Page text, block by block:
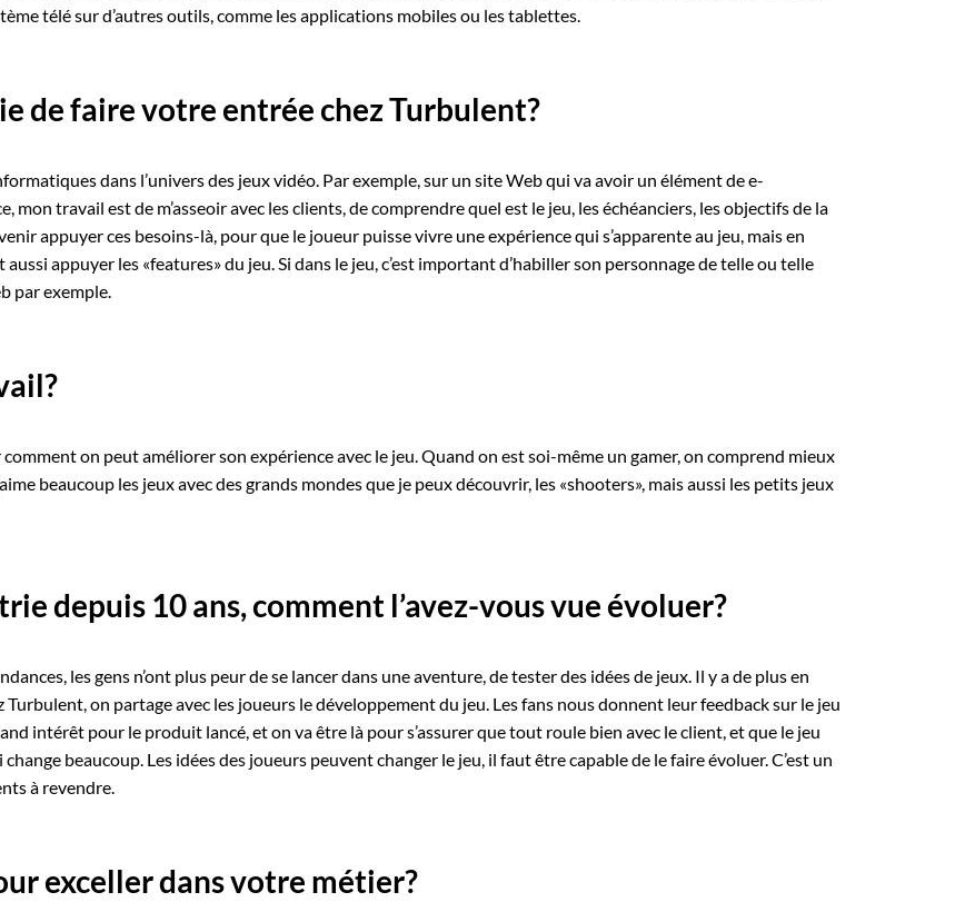
télé sur d’autres outils, comme les applications mobiles ou les tablettes.
de faire votre entrée chez Turbulent?
dans l’univers des jeux vidéo. Par exemple, sur un site Web qui va avoir un élément de e-
travail est de m’asseoir avec les clients, de comprendre quel est le jeu, les échéanciers, les objectifs de la
appuyer ces besoins-là, pour que le joueur puisse vivre une expérience qui s’apparente au jeu, mais en
appuyer les «features» du jeu. Si dans le jeu, c’est important d’habiller son personnage de telle ou telle
par exemple.
comment on peut améliorer son expérience avec le jeu. Quand on est soi-même un gamer, on comprend mieux
beaucoup les jeux avec des grands mondes que je peux découvrir, les «shooters», mais aussi les petits jeux
depuis 10 ans, comment l’avez-vous vue évoluer?
les gens n’ont plus peur de se lancer dans une aventure, de tester des idées de jeux. Il y a de plus en
on partage avec les joueurs le développement du jeu. Les fans nous donnent leur feedback sur le jeu
intérêt pour le produit lancé, et on va être là pour s’assurer que tout roule bien avec le client, et que le jeu
beaucoup. Les idées des joueurs peuvent changer le jeu, il faut être capable de le faire évoluer. C’est un
à revendre.
exceller dans votre métier?